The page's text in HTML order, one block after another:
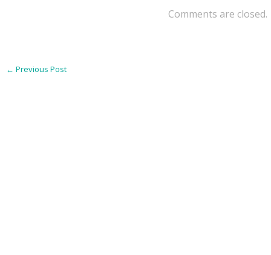
Comments are closed.
← Previous Post